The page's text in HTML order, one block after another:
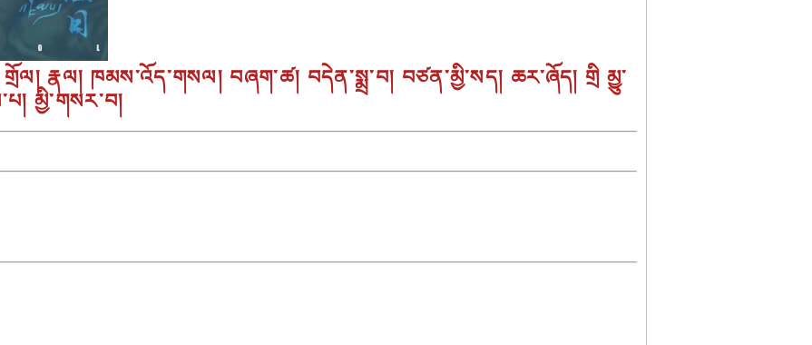
གྲོལ། རྣལ། ཁམས་འོད་གསལ། བཞག་ཚ། བདེན་སྨྲ་བ། བཙན་མྱི་སད། ཆར་ཞོད། གྲི མྱུ་
མྱི་གསར་བ།